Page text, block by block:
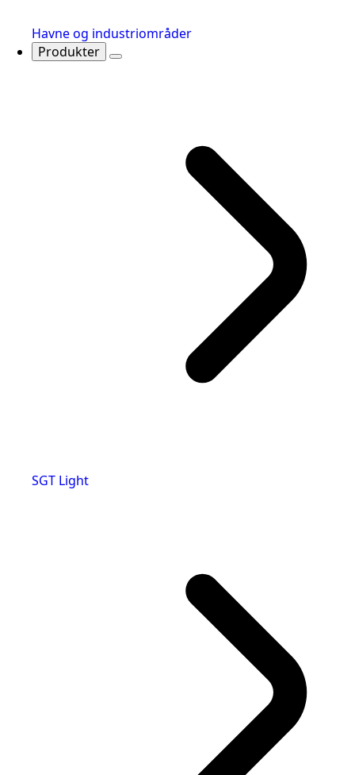
Havne og industriområder
Produkter
SGT Light